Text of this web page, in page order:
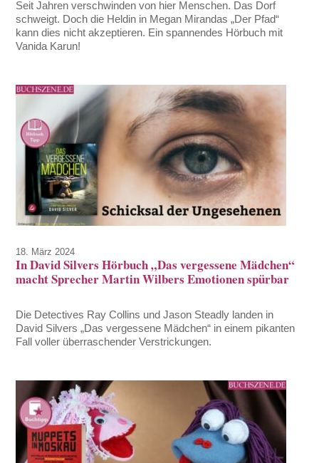
Seit Jahren verschwinden von hier Menschen. Das Dorf
schweigt. Doch die Heldin in Megan Mirandas „Der Pfad“
kann dies nicht akzeptieren. Ein spannendes Hörbuch mit
Vanida Karun!
18. März 2024
In David Silvers Hörbuch „Das vergessene Mädchen“
macht Sprecher Martin Wilbers Emotionen spürbar
Die Detectives Ray Collins und Jason Steadly landen in
David Silvers „Das vergessene Mädchen“ in einem pikanten
Fall voller überraschender Verstrickungen.